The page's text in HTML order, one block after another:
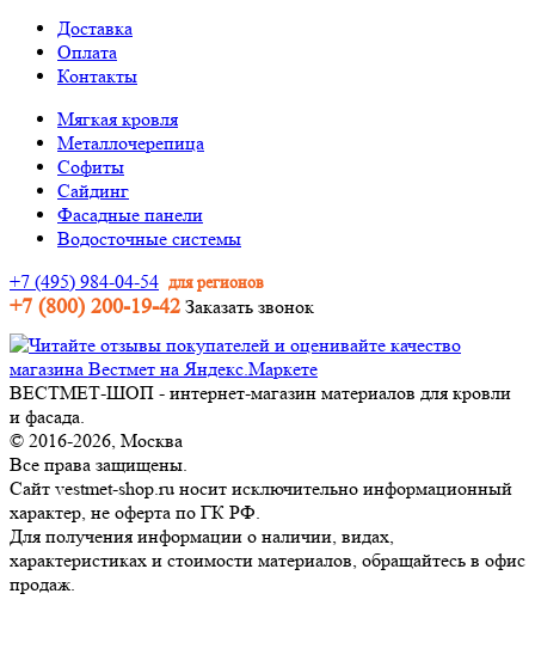
Доставка
Оплата
Контакты
Мягкая кровля
Металлочерепица
Софиты
Сайдинг
Фасадные панели
Водосточные системы
+7 (495) 984-04-54 для регионов
+7 (800) 200-19-42 Заказать звонок
ВЕСТМЕТ-ШОП - интернет-магазин материалов для кровли
и фасада.
© 2016-2026, Москва
Все права защищены.
Сайт vestmet-shop.ru носит исключительно информационный
характер, не оферта по ГК РФ.
Для получения информации о наличии, видах,
характеристиках и стоимости материалов, обращайтесь в офис
продаж.